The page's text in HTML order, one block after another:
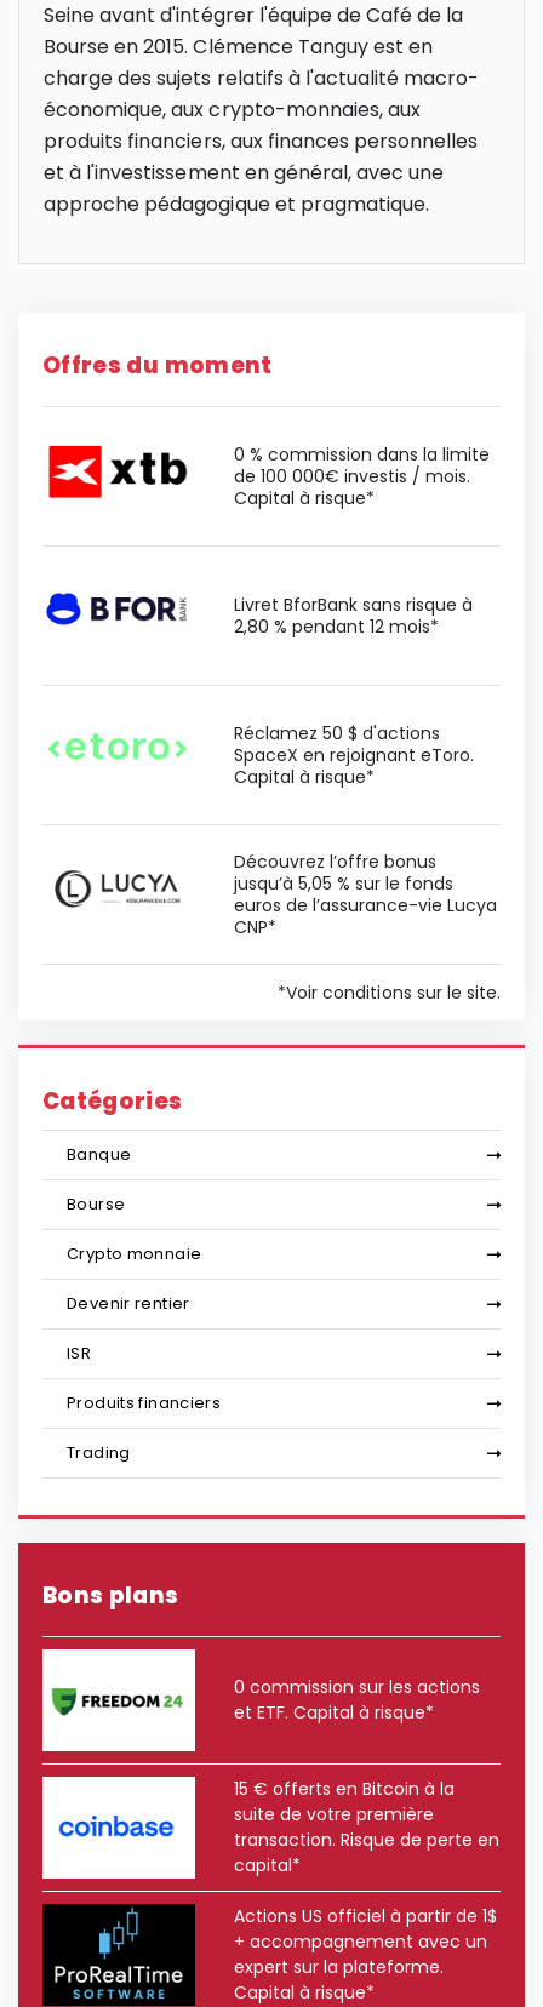
Seine avant d'intégrer l'équipe de Café de la
Bourse en 2015. Clémence Tanguy est en
charge des sujets relatifs à l'actualité macro-
économique, aux crypto-monnaies, aux
produits financiers, aux finances personnelles
et à l'investissement en général, avec une
approche pédagogique et pragmatique.
Offres du moment
0 % commission dans la limite
de 100 000€ investis / mois.
Capital à risque*
Livret BforBank sans risque à
2,80 % pendant 12 mois*
Réclamez 50 $ d'actions
SpaceX en rejoignant eToro.
Capital à risque*
Découvrez l’offre bonus
jusqu’à 5,05 % sur le fonds
euros de l’assurance-vie Lucya
CNP*
*Voir conditions sur le site.
Catégories
Banque
Bourse
Crypto monnaie
Devenir rentier
ISR
Produits financiers
Trading
Bons plans
0 commission sur les actions
et ETF. Capital à risque*
15 € offerts en Bitcoin à la
suite de votre première
transaction. Risque de perte en
capital*
Actions US officiel à partir de 1$
+ accompagnement avec un
expert sur la plateforme.
Capital à risque*